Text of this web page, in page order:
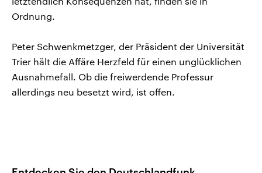
Ordnung.
Peter Schwenkmetzger, der Präsident der Universität
Trier hält die Affäre Herzfeld für einen unglücklichen
Ausnahmefall. Ob die freiwerdende Professur
allerdings neu besetzt wird, ist offen.